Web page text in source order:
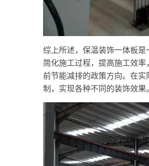
综上所述，保温装饰一体板
简化施工过程，提高施工效
前节能减排的政策方向。在
制，实现各种不同的装饰效果。